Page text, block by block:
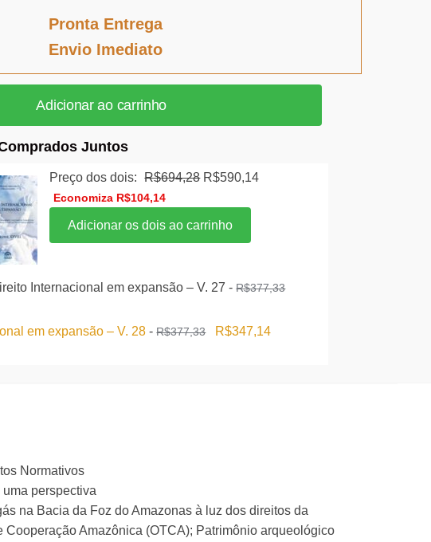
Pronta Entrega
Envio Imediato
Adicionar ao carrinho
Juntos
Preço dos dois: R$694,28 O
R$590,14O
Economiza R$104,14
Adicionar os dois ao carrinho
Internacional em expansão – V. 27-R$377,33
em expansão – V. 28-R$377,33
O
R$347,14O
Normativos
perspectiva
na Bacia da Foz do Amazonas à luz dos direitos da
Amazônica (OTCA); Patrimônio arqueológico